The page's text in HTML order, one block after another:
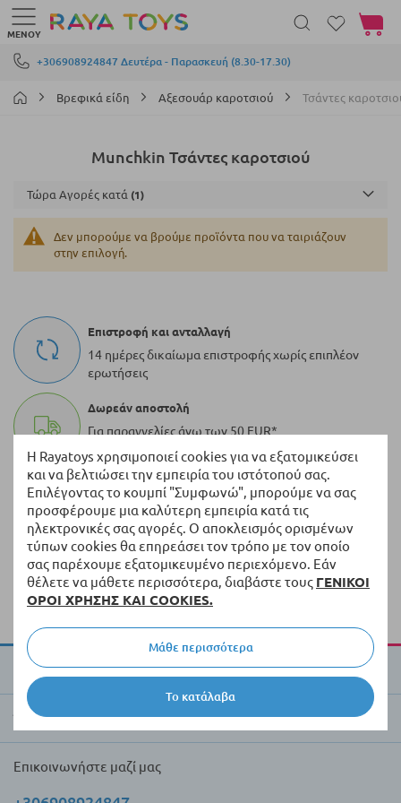
Η Rayatoys χρησιμοποιεί cookies για να εξατομικεύσει
και να βελτιώσει την εμπειρία του ιστότοπού σας.
Επιλέγοντας το κουμπί "Συμφωνώ", μπορούμε να σας
προσφέρουμε μια καλύτερη εμπειρία κατά τις
ηλεκτρονικές σας αγορές. Ο αποκλεισμός ορισμένων
τύπων cookies θα επηρεάσει τον τρόπο με τον οποίο
σας παρέχουμε εξατομικευμένο περιεχόμενο. Εάν
θέλετε να μάθετε περισσότερα, διαβάστε τους ΓΕΝΙΚΟΙ
ΟΡΟΙ ΧΡΗΣΗΣ ΚΑΙ COOKIES.
Το κατάλαβα
Μάθε περισσότερα
Μετάβαση στο περιεχόμενο
+306908924847 Δευτέρα - Παρασκευή (8.30-17.30)
ΜΕΝΟΎ
Το
Βρεφικά είδη Αξεσουάρ καροτσιού Τσάντες
Munchkin Τσάντες καροτσιού
Δεν μπορούμε να βρούμε προϊόντα που να ταιριάζουν
στην επιλογή.
Τώρα Αγορές κατά
Επιστροφή και ανταλλαγή
14 ημέρες δικαίωμα επιστροφής χωρίς επιπλέον
ερωτήσεις
Δωρεάν αποστολή
Για παραγγελίες άνω των 50 EUR*
100.000+ προϊόντα
Μια ποικιλία από πρωτότυπα προϊόντα πάντα σε
απόθεμα
Γρήγορη διανομή
Παράδοση εντός 5 εργάσιμων ημερών από τα
διαθέσιμα προϊόντα
Για την Raya Toys
Έμποροι και πελάτες
Επικοινωνήστε μαζί μας